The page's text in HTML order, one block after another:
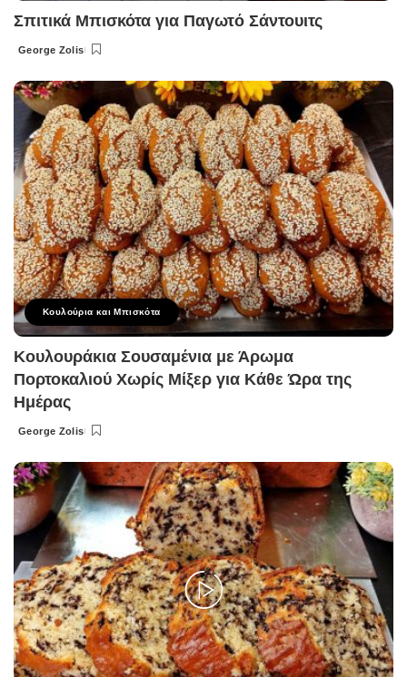
Σπιτικά Μπισκότα για Παγωτό Σάντουιτς
Posted
George Zolis
Κουλούρια και Μπισκότα
Κουλουράκια Σουσαμένια με Άρωμα
Πορτοκαλιού Χωρίς Μίξερ για Κάθε Ώρα της
Ημέρας
Posted
George Zolis